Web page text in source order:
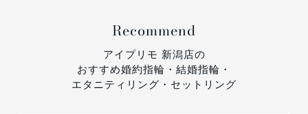
Recommend
アイプリモ 新潟店の
おすすめ婚約指輪・結婚指輪・
エタニティリング・セットリング